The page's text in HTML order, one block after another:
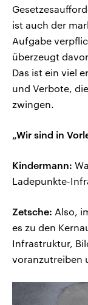
ist auch der
Aufgabe
überzeugt
Das ist ein viel
und Verbote,
zwingen.
„Wir sind in
Kindermann:
Ladepunkte-
Zetsche: Also,
es zu den
Infrastruktur,
voranzutreiben